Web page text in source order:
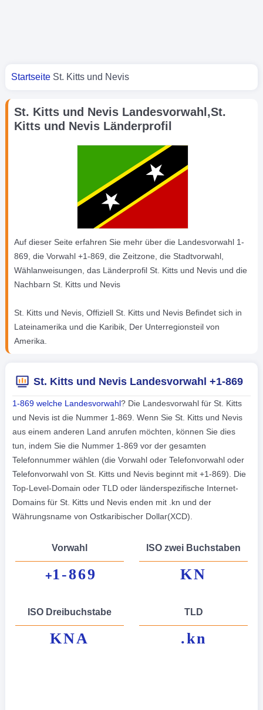
Sie sind hier
Startseite St. Kitts und Nevis
St. Kitts und Nevis Landesvorwahl,St.
Kitts und Nevis Länderprofil
Auf dieser Seite erfahren Sie mehr über die Landesvorwahl 1-
869, die Vorwahl +1-869, die Zeitzone, die Stadtvorwahl,
Wählanweisungen, das Länderprofil St. Kitts und Nevis und die
Nachbarn St. Kitts und Nevis
St. Kitts und Nevis, Offiziell St. Kitts und Nevis Befindet sich in
Lateinamerika und die Karibik, Der Unterregionsteil von
Amerika.
St. Kitts und Nevis Landesvorwahl +1-869
1-869 welche Landesvorwahl? Die Landesvorwahl für St. Kitts
und Nevis ist die Nummer 1-869. Wenn Sie St. Kitts und Nevis
aus einem anderen Land anrufen möchten, können Sie dies
tun, indem Sie die Nummer 1-869 vor der gesamten
Telefonnummer wählen (die Vorwahl oder Telefonvorwahl oder
Telefonvorwahl von St. Kitts und Nevis beginnt mit +1-869). Die
Top-Level-Domain oder TLD oder länderspezifische Internet-
Domains für St. Kitts und Nevis enden mit .kn und der
Währungsname von Ostkaribischer Dollar(XCD).
Vorwahl
+1-869
ISO zwei Buchstaben
KN
ISO Dreibuchstabe
KNA
TLD
.kn